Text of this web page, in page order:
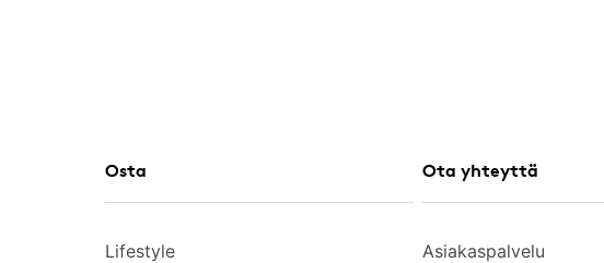
Osta
Lifestyle
Ota yhteyttä
Asiakaspalvelu